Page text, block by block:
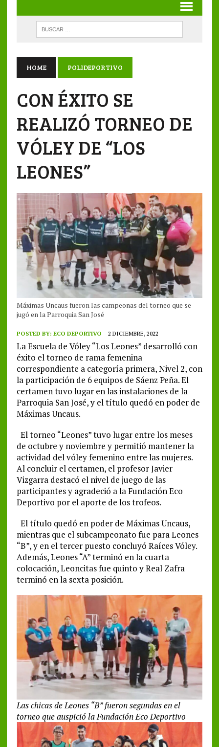
HOME POLIDEPORTIVO
CON ÉXITO SE
REALIZÓ TORNEO DE
VÓLEY DE “LOS
LEONES”
Máximas Uncaus fueron las campeonas del torneo que se
jugó en la Parroquia San José
POSTED BY: ECO DEPORTIVO 2 DICIEMBRE, 2022
La Escuela de Vóley “Los Leones” desarrolló con
éxito el torneo de rama femenina
correspondiente a categoría primera, Nivel 2, con
la participación de 6 equipos de Sáenz Peña. El
certamen tuvo lugar en las instalaciones de la
Parroquia San José, y el título quedó en poder de
Máximas Uncaus.
El torneo “Leones” tuvo lugar entre los meses
de octubre y noviembre y permitió mantener la
actividad del vóley femenino entre las mujeres.
Al concluir el certamen, el profesor Javier
Vizgarra destacó el nivel de juego de las
participantes y agradeció a la Fundación Eco
Deportivo por el aporte de los trofeos.
El título quedó en poder de Máximas Uncaus,
mientras que el subcampeonato fue para Leones
“B”, y en el tercer puesto concluyó Raíces Vóley.
Además, Leones “A” terminó en la cuarta
colocación, Leoncitas fue quinto y Real Zafra
terminó en la sexta posición.
Las chicas de Leones “B” fueron segundas en el
torneo que auspició la Fundación Eco Deportivo